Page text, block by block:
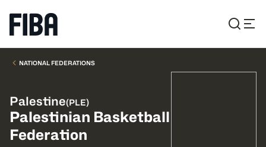
NATIONAL FEDERATIONS
Palestine(PLE)
Palestinian Basketball
Federation